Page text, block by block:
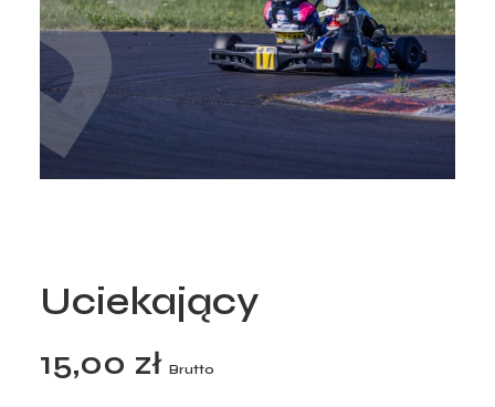
Uciekający
15,00 zł Brutto